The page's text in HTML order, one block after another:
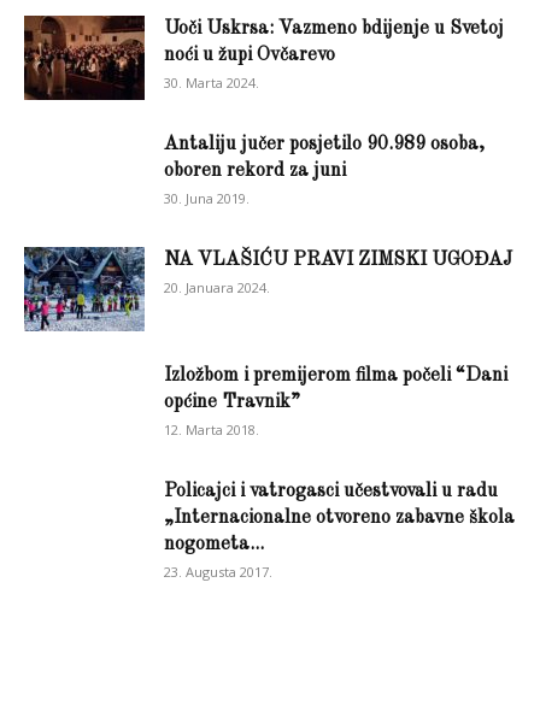
Uoči Uskrsa: Vazmeno bdijenje u Svetoj
noći u župi Ovčarevo
30. Marta 2024.
Antaliju jučer posjetilo 90.989 osoba,
oboren rekord za juni
30. Juna 2019.
NA VLAŠIĆU PRAVI ZIMSKI UGOĐAJ
20. Januara 2024.
Izložbom i premijerom filma počeli “Dani
općine Travnik”
12. Marta 2018.
Policajci i vatrogasci učestvovali u radu
„Internacionalne otvoreno zabavne škola
nogometa...
23. Augusta 2017.